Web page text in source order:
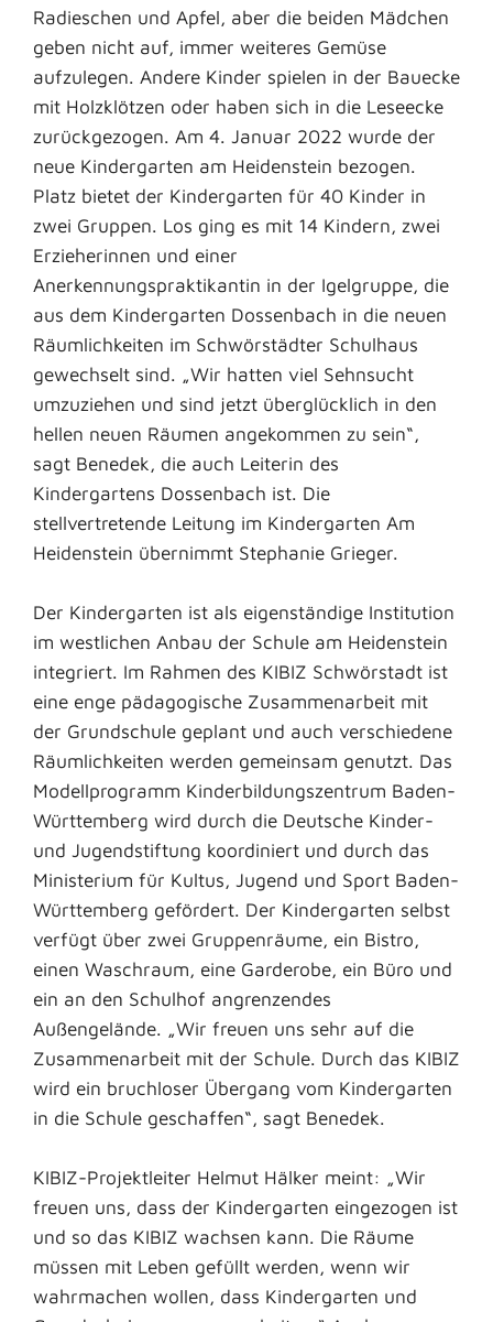
Radieschen und Apfel, aber die beiden Mädchen
geben nicht auf, immer weiteres Gemüse
aufzulegen. Andere Kinder spielen in der Bauecke
mit Holzklötzen oder haben sich in die Leseecke
zurückgezogen. Am 4. Januar 2022 wurde der
neue Kindergarten am Heidenstein bezogen.
Platz bietet der Kindergarten für 40 Kinder in
zwei Gruppen. Los ging es mit 14 Kindern, zwei
Erzieherinnen und einer
Anerkennungspraktikantin in der Igelgruppe, die
aus dem Kindergarten Dossenbach in die neuen
Räumlichkeiten im Schwörstädter Schulhaus
gewechselt sind. „Wir hatten viel Sehnsucht
umzuziehen und sind jetzt überglücklich in den
hellen neuen Räumen angekommen zu sein“,
sagt Benedek, die auch Leiterin des
Kindergartens Dossenbach ist. Die
stellvertretende Leitung im Kindergarten Am
Heidenstein übernimmt Stephanie Grieger.
Der Kindergarten ist als eigenständige Institution
im westlichen Anbau der Schule am Heidenstein
integriert. Im Rahmen des KIBIZ Schwörstadt ist
eine enge pädagogische Zusammenarbeit mit
der Grundschule geplant und auch verschiedene
Räumlichkeiten werden gemeinsam genutzt. Das
Modellprogramm Kinderbildungszentrum Baden-
Württemberg wird durch die Deutsche Kinder-
und Jugendstiftung koordiniert und durch das
Ministerium für Kultus, Jugend und Sport Baden-
Württemberg gefördert. Der Kindergarten selbst
verfügt über zwei Gruppenräume, ein Bistro,
einen Waschraum, eine Garderobe, ein Büro und
ein an den Schulhof angrenzendes
Außengelände. „Wir freuen uns sehr auf die
Zusammenarbeit mit der Schule. Durch das KIBIZ
wird ein bruchloser Übergang vom Kindergarten
in die Schule geschaffen“, sagt Benedek.
KIBIZ-Projektleiter Helmut Hälker meint: „Wir
freuen uns, dass der Kindergarten eingezogen ist
und so das KIBIZ wachsen kann. Die Räume
müssen mit Leben gefüllt werden, wenn wir
wahrmachen wollen, dass Kindergarten und